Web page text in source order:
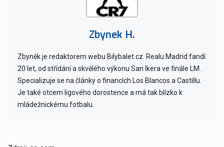
Zbynek H.
Zbyněk je redaktorem webu Bilybalet.cz. Realu Madrid fandí
20 let, od střídání a skvělého výkonu San Ikera ve finále LM.
Specializuje se na články o financích Los Blancos a Castillu.
Je také otcem ligového dorostence a má tak blízko k
mládežnickému fotbalu.